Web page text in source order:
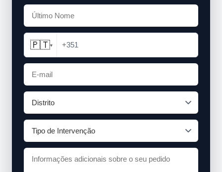
🇵🇹▾ +351